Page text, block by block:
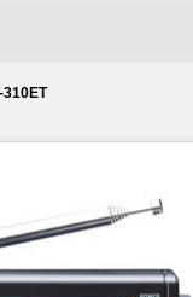
310ET